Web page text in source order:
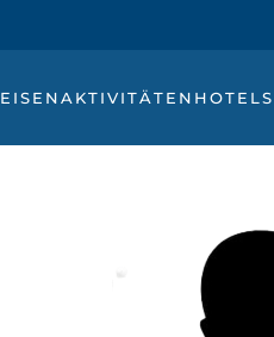
AKTIVITÄTEN HOTELS